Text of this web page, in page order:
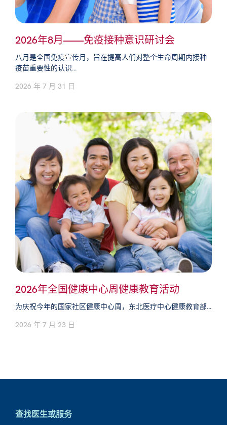
2026年8月——免疫接种意识研讨会
八月是全国免疫宣传月，旨在提高人们对整个生命周期内接种
疫苗重要性的认识...
2026 年 7 月 31 日
2026年全国健康中心周健康教育活动
为庆祝今年的国家社区健康中心周，东北医疗中心健康教育部...
2026 年 7 月 23 日
查找医生或服务